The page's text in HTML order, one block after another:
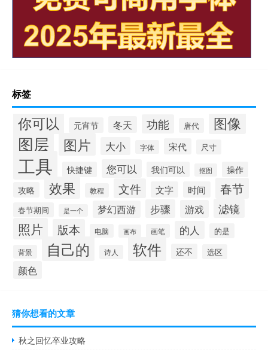
标签
你可以 元宵节 冬天 功能 唐代 图像
图层 图片 大小 字体 宋代 尺寸
工具 快捷键 您可以 我们可以 抠图
操作
攻略
效果 教程 文件 文字 时间 春节
春节期间 是一个 梦幻西游 步骤 游戏 滤镜
照片 版本 电脑 画布 画笔 的人 的是
背景 自己的 诗人 软件 还不 选区
颜色
猜你想看的文章
秋之回忆卒业攻略